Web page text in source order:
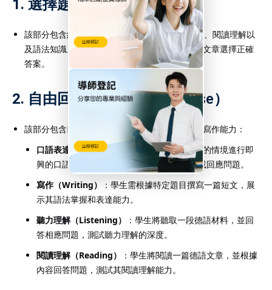
1. 選擇題（Multiple Choice）
該部分包含約 65題選擇題
，測試學生的聽力理解、閱讀理解以
及語法知識。學生需要根據聽到的對話或閱讀的文章選擇正確
答案。
2. 自由回答題（Free Response）
該部分包含四個主要的題型，測試學生的口語和寫作能力：
口語表達（Speaking）
：學生需要根據給定的情境進行即
興的口語表達，通常是與考官討論一個話題或回應問題。
寫作（Writing）
：學生需根據特定題目撰寫一篇短文，展
示其語法掌握和表達能力。
聽力理解（Listening）
：學生將聽取一段德語材料，並回
答相應問題，測試聽力理解的深度。
閱讀理解（Reading）
：學生將閱讀一篇德語文章，並根據
內容回答問題，測試其閱讀理解能力。